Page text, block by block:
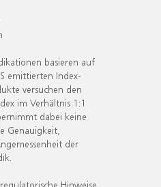
basieren auf
emittierten Index-
versuchen den
im Verhältnis 1:1
dabei keine
Genauigkeit,
der